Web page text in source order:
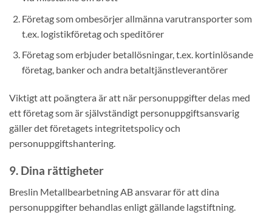
Företag som ombesörjer allmänna varutransporter som
t.ex. logistikföretag och speditörer
Företag som erbjuder betallösningar, t.ex. kortinlösande
företag, banker och andra betaltjänstleverantörer
Viktigt att poängtera är att när personuppgifter delas med
ett företag som är självständigt personuppgiftsansvarig
gäller det företagets integritetspolicy och
personuppgiftshantering.
9. Dina rättigheter
Breslin Metallbearbetning AB ansvarar för att dina
personuppgifter behandlas enligt gällande lagstiftning.